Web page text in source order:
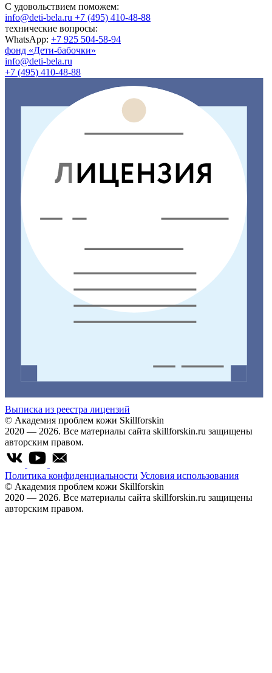
С удовольствием поможем:
info@deti-bela.ru +7 (495) 410-48-88
технические вопросы:
WhatsApp: +7 925 504-58-94
фонд «Дети-бабочки»
info@deti-bela.ru
+7 (495) 410-48-88
Выписка из реестра лицензий
© Академия проблем кожи Skillforskin
2020 — 2026. Все материалы сайта skillforskin.ru защищены
авторским правом.
Политика конфиденциальности Условия использования
© Академия проблем кожи Skillforskin
2020 — 2026. Все материалы сайта skillforskin.ru защищены
авторским правом.